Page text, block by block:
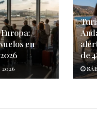
en
2026
de